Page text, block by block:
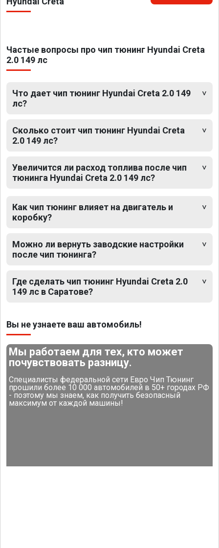
Частые вопросы про чип тюнинг Hyundai Creta
2.0 149 лс
Что дает чип тюнинг Hyundai Creta 2.0 149
лс?
Сколько стоит чип тюнинг Hyundai Creta
2.0 149 лс?
Увеличится ли расход топлива после чип
тюнинга Hyundai Creta 2.0 149 лс?
Как чип тюнинг влияет на двигатель и
коробку?
Можно ли вернуть заводские настройки
после чип тюнинга?
Где сделать чип тюнинг Hyundai Creta 2.0
149 лс в Саратове?
Вы не узнаете ваш автомобиль!
Мы работаем для тех, кто может
почувствовать разницу.
Специалисты федеральной сети Евро Чип Тюнинг
прошили более 10 000 автомобилей в 50+ городах РФ
- поэтому мы знаем, как получить безопасный
максимум от каждой машины!